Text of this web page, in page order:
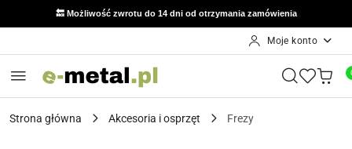
🔙 Możliwość zwrotu do 14 dni od otrzymania zamówienia
Moje konto
Strona główna Akcesoria i osprzęt Frezy